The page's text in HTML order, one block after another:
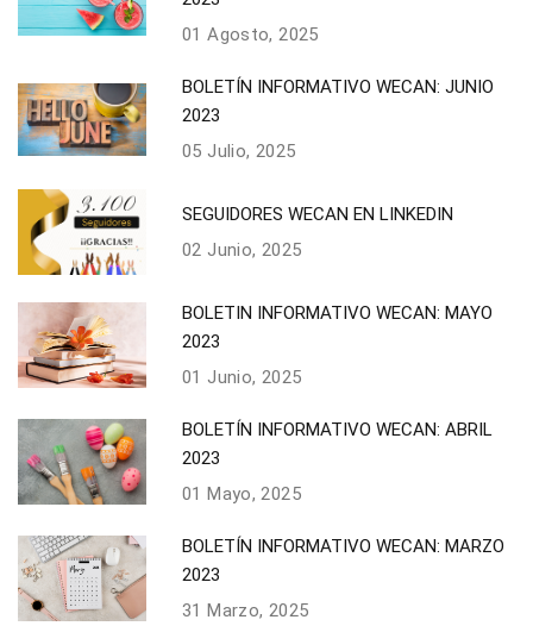
01 Agosto, 2025
BOLETÍN INFORMATIVO WECAN: JUNIO
2023
05 Julio, 2025
SEGUIDORES WECAN EN LINKEDIN
02 Junio, 2025
BOLETIN INFORMATIVO WECAN: MAYO
2023
01 Junio, 2025
BOLETÍN INFORMATIVO WECAN: ABRIL
2023
01 Mayo, 2025
BOLETÍN INFORMATIVO WECAN: MARZO
2023
31 Marzo, 2025